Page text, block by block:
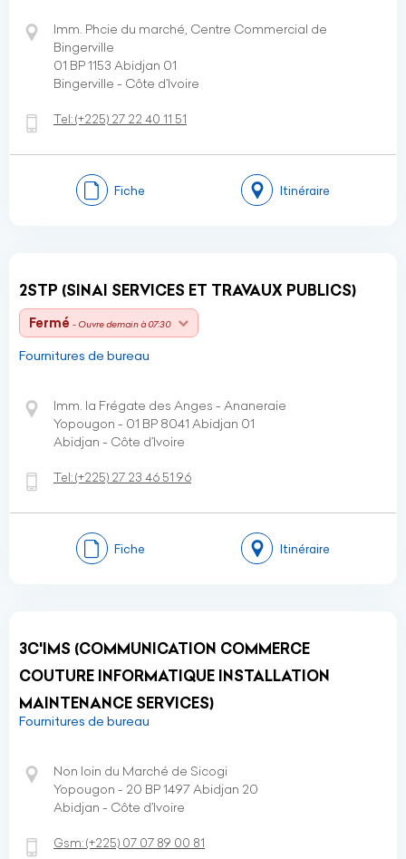
Imm. Phcie du marché, Centre Commercial de
Bingerville
01 BP 1153 Abidjan 01
Bingerville - Côte d’Ivoire
Tel:(+225) 27 22 40 11 51
Fiche Itinéraire
2STP (SINAI SERVICES ET TRAVAUX PUBLICS)
Fermé - Ouvre demain à 07:30
Fournitures de bureau
Imm. la Frégate des Anges - Ananeraie
Yopougon - 01 BP 8041 Abidjan 01
Abidjan - Côte d’Ivoire
Tel:(+225) 27 23 46 51 96
Fiche Itinéraire
3C'IMS (COMMUNICATION COMMERCE
COUTURE INFORMATIQUE INSTALLATION
MAINTENANCE SERVICES)
Fournitures de bureau
Non loin du Marché de Sicogi
Yopougon - 20 BP 1497 Abidjan 20
Abidjan - Côte d’Ivoire
Gsm:(+225) 07 07 89 00 81